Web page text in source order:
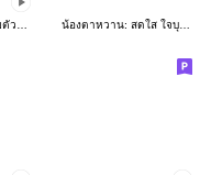
น้องตาหวาน: สดใส ใจบุญ (สีพาสเทล)